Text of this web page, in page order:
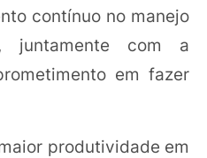
contínuo no manejo
juntamente com a
em fazer
produtividade em